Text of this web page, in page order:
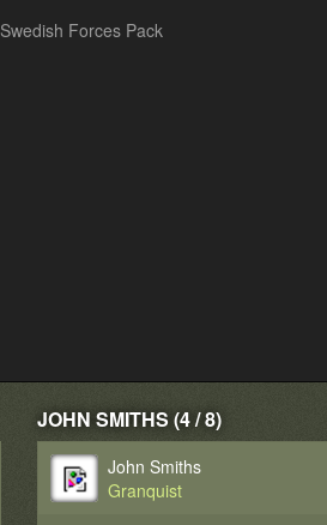
Swedish Forces Pack
JOHN SMITHS (4 / 8)
John Smiths
Granquist